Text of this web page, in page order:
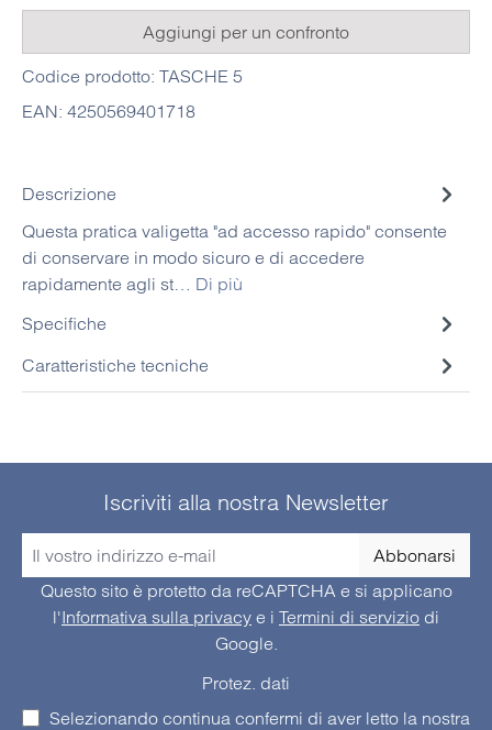
Aggiungi per un confronto
Codice prodotto: TASCHE 5
EAN: 4250569401718
Descrizione
Questa pratica valigetta "ad accesso rapido" consente
di conservare in modo sicuro e di accedere
rapidamente agli st… Di più
Specifiche
Caratteristiche tecniche
Iscriviti alla nostra Newsletter
Abbonarsi
Questo sito è protetto da reCAPTCHA e si applicano
l'Informativa sulla privacy e i Termini di servizio di
Google.
Protez. dati
Selezionando continua confermi di aver letto la nostra